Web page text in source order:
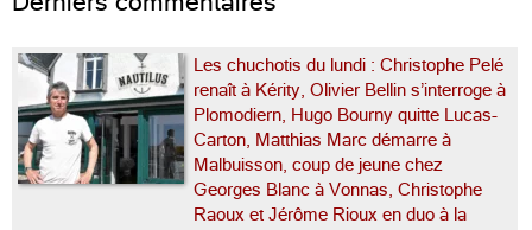
Les chuchotis du lundi : Christophe Pelé
renaît à Kérity, Olivier Bellin s’interroge à
Plomodiern, Hugo Bourny quitte Lucas-
Carton, Matthias Marc démarre à
Malbuisson, coup de jeune chez
Georges Blanc à Vonnas, Christophe
Raoux et Jérôme Rioux en duo à la